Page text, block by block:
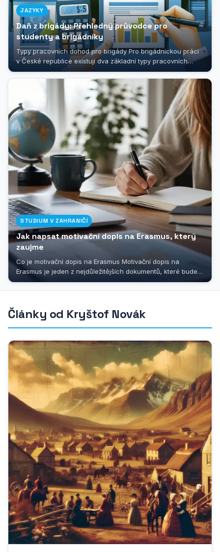
JAZYKY
Daň z brigády: Přehledný průvodce pro
studenty a brigádníky
Typy pracovních dohod pro brigády Pro brigádnickou práci
v České republice existují dva základní typy pracovních
dohod - Dohoda o...
STUDIUM V ZAHRANIČÍ
Jak napsat motivační dopis na Erasmus, který
zaujme
Co je motivační dopis na Erasmus Motivační dopis na
Erasmus je jeden z nejdůležitějších dokumentů, které budete
muset připravit, pokud se...
Články od Kryštof Novák